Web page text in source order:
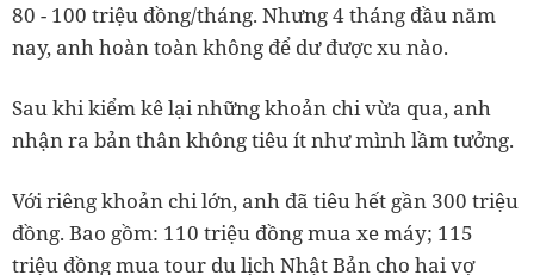
80 - 100 triệu đồng/tháng. Nhưng 4 tháng đầu năm
nay, anh hoàn toàn không để dư được xu nào.
Sau khi kiểm kê lại những khoản chi vừa qua, anh
nhận ra bản thân không tiêu ít như mình lầm tưởng.
Với riêng khoản chi lớn, anh đã tiêu hết gần 300 triệu
đồng. Bao gồm: 110 triệu đồng mua xe máy; 115
triệu đồng mua tour du lịch Nhật Bản cho hai vợ